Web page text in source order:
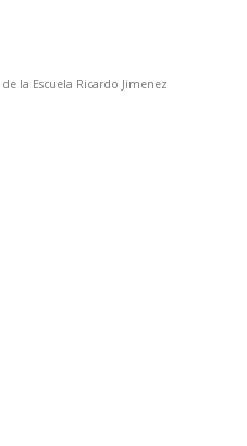
la Escuela Ricardo Jimenez